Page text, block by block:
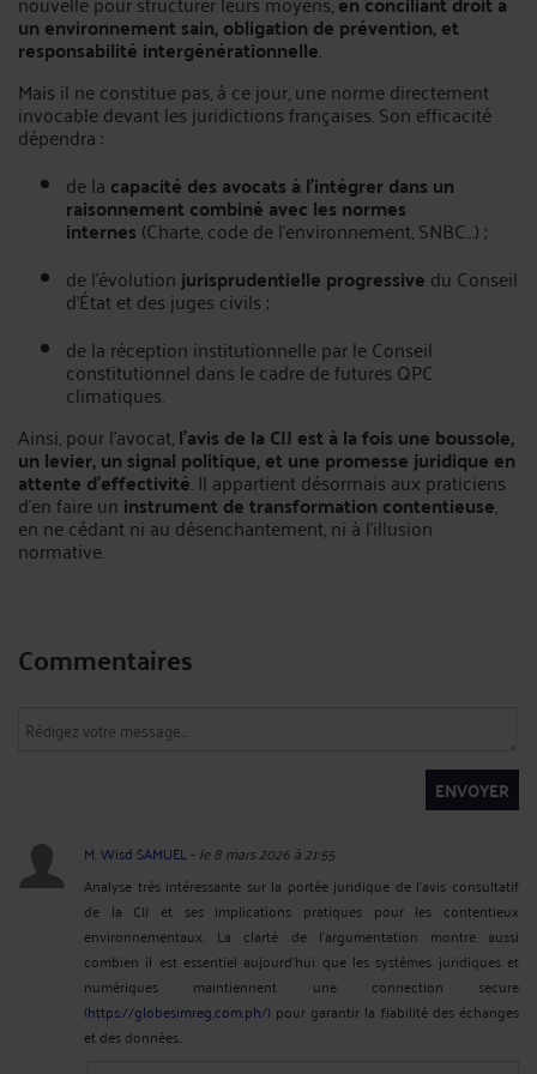
un environnement sain, obligation de prévention, et
responsabilité intergénérationnelle.
Mais il ne constitue pas, à ce jour, une norme directement
invocable devant les juridictions françaises. Son efficacité
dépendra :
de la capacité des avocats à l’intégrer dans un
raisonnement combiné avec les normes
internes (Charte, code de l’environnement, SNBC…) ;
de l’évolutionjurisprudentielle progressive du Conseil
d’État et des juges civils ;
de la réception institutionnelle par le Conseil
constitutionnel dans le cadre de futures QPC
climatiques.
Ainsi, pour l’avocat,l’avis de la CIJ est à la fois une boussole,
un levier, un signal politique, et une promesse juridique en
attente d’effectivité. Il appartient désormais aux praticiens
d’en faire un instrument de transformation contentieuse,
en ne cédant ni au désenchantement, ni à l’illusion
normative.
Commentaires
ENVOYER
M. Wisd SAMUEL- le 8 mars 2026 à 21:55
Analyse très intéressante sur la portée juridique de l’avis consultatif
de la CIJ et ses implications pratiques pour les contentieux
environnementaux. La clarté de l’argumentation montre aussi
combien il est essentiel aujourd’hui que les systèmes juridiques et
numériques maintiennent une connection secure
(https://globesimreg.com.ph/) pour garantir la fiabilité des échanges
et des données..